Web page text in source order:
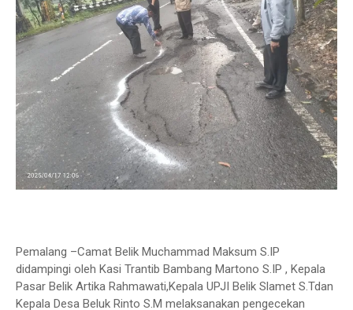
Pemalang –Camat Belik Muchammad Maksum S.IP
didampingi oleh Kasi Trantib Bambang Martono S.IP , Kepala
Pasar Belik Artika Rahmawati,Kepala UPJI Belik Slamet S.Tdan
Kepala Desa Beluk Rinto S.M melaksanakan pengecekan